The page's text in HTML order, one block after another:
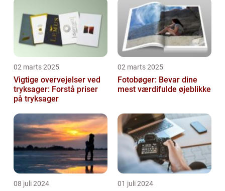
02 marts 2025
Vigtige overvejelser ved
tryksager: Forstå priser
på tryksager
02 marts 2025
Fotobøger: Bevar dine
mest værdifulde øjeblikke
08 juli 2024 01 juli 2024